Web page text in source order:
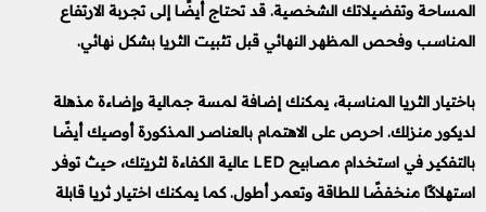
المساحة وتفضيلاتك الشخصية. قد تحتاج أيضًا إلى تجربة الارتفاع
المناسب وفحص المظهر النهائي قبل تثبيت الثريا بشكل نهائي.
باختيار الثريا المناسبة، يمكنك إضافة لمسة جمالية وإضاءة مذهلة
لديكور منزلك. احرص على الاهتمام بالعناصر المذكورة أوصيك أيضًا
بالتفكير في استخدام مصابيح LED عالية الكفاءة لثريتك، حيث توفر
استهلاكًا منخفضًا للطاقة وتعمر أطول. كما يمكنك اختيار ثريا قابلة